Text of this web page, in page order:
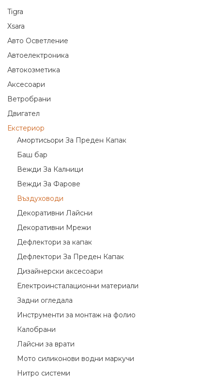
Tigra
Xsara
Авто Осветление
Автоелектроника
Автокозметика
Аксесоари
Ветробрани
Двигател
Екстериор
Амортисьори За Преден Капак
Баш бар
Вежди За Калници
Вежди За Фарове
Въздуховоди
Декоративни Лайсни
Декоративни Мрежи
Дефлектори за капак
Дефлектори За Преден Капак
Дизайнерски аксесоари
Електроинсталационни материали
Задни огледала
Инструменти за монтаж на фолио
Калобрани
Лайсни за врати
Мото силиконови водни маркучи
Нитро системи